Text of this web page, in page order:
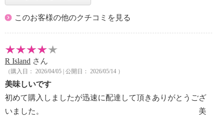
このお客様の他のクチコミを見る
R Island さん
（購入日： 2026/04/05 | 公開日： 2026/05/14 ）
美味しいです
初めて購入しましたが迅速に配達して頂きありがとうござ
いました。 美